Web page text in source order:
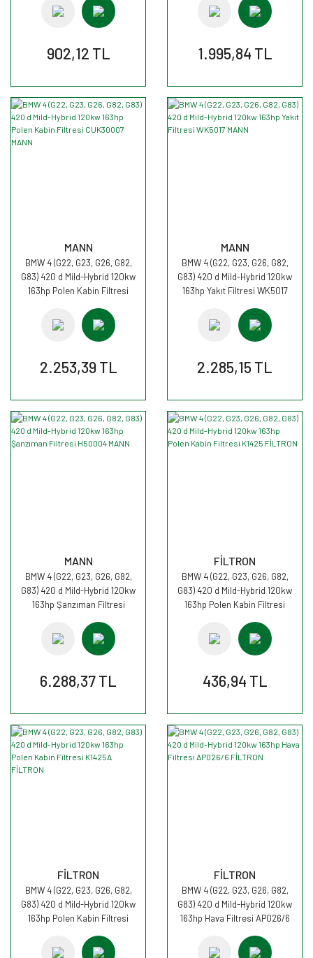
902,12 TL 1.995,84 TL
MANN
BMW 4 (G22, G23, G26, G82,
G83) 420 d Mild-Hybrid 120kw
163hp Polen Kabin Filtresi
2.253,39 TL
MANN
BMW 4 (G22, G23, G26, G82,
G83) 420 d Mild-Hybrid 120kw
163hp Yakıt Filtresi WK5017
2.285,15 TL
MANN
BMW 4 (G22, G23, G26, G82,
G83) 420 d Mild-Hybrid 120kw
163hp Şanzıman Filtresi
6.288,37 TL
FİLTRON
BMW 4 (G22, G23, G26, G82,
G83) 420 d Mild-Hybrid 120kw
163hp Polen Kabin Filtresi
436,94 TL
FİLTRON
BMW 4 (G22, G23, G26, G82,
G83) 420 d Mild-Hybrid 120kw
163hp Polen Kabin Filtresi
FİLTRON
BMW 4 (G22, G23, G26, G82,
G83) 420 d Mild-Hybrid 120kw
163hp Hava Filtresi AP026/6